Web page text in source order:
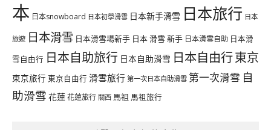
本 日本snowboard 日本初學滑雪 日本新手滑雪 日本旅行 日本
旅遊 日本滑雪 日本滑雪場新手 日本 滑雪 新手 日本滑雪自助 日本滑
雪自由行 日本自助旅行 日本自助滑雪 日本自由行東京
東京旅行 東京自由行 滑雪旅行 第一次日本自助滑雪 第一次滑雪 自
助滑雪 花蓮花蓮旅行 關西 馬祖 馬祖旅行